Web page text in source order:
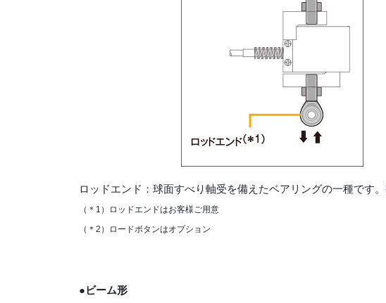
ロッドエンド：球面すべり軸受を備えたベアリングの一種です
（＊1）ロッドエンドはお客様ご用意
（＊2）ロードボタンはオプション
●ビーム形